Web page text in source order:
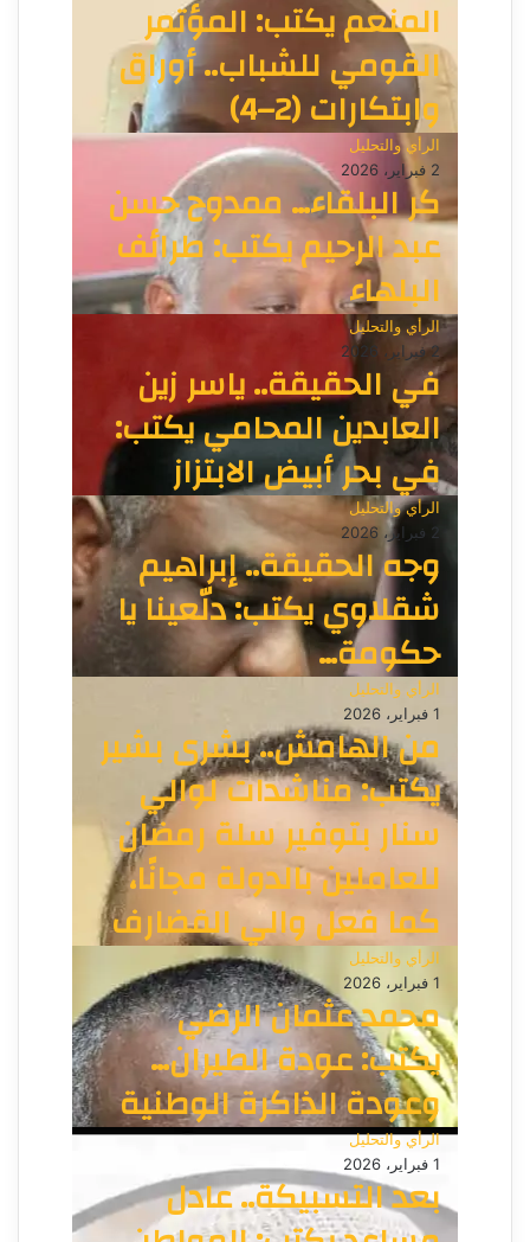
المنعم يكتب: المؤتمر
القومي للشباب.. أوراق
وابتكارات (2–4)
الرأي والتحليل
2 فبراير، 2026
كر البلقاء… ممدوح حسن
عبد الرحيم يكتب: طرائف
البلهاء
الرأي والتحليل
2 فبراير، 2026
في الحقيقة.. ياسر زين
العابدين المحامي يكتب:
في بحر أبيض الابتزاز
الرأي والتحليل
2 فبراير، 2026
وجه الحقيقة.. إبراهيم
شقلاوي يكتب: دلّعينا يا
حكومة…
الرأي والتحليل
1 فبراير، 2026
من الهامش.. بشرى بشير
يكتب: مناشدات لوالي
سنار بتوفير سلة رمضان
للعاملين بالدولة مجانًا،
كما فعل والي القضارف
الرأي والتحليل
1 فبراير، 2026
محمد عثمان الرضي
يكتب: عودة الطيران…
وعودة الذاكرة الوطنية
الرأي والتحليل
1 فبراير، 2026
بعد التسبيكة.. عادل